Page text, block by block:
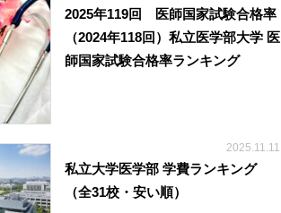
2025年119回 医師国家試験合格率
（2024年118回）私立医学部大学 医
師国家試験合格率ランキング
2025.11.11
私立大学医学部 学費ランキング
（全31校・安い順）